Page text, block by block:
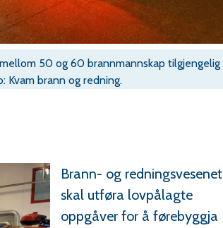
50 og 60 brannmannskap tilgjengelig
Kvam brann og redning.
Brann- og redningsvesenet
skal utføra lovpålagte
oppgåver for å førebyggja